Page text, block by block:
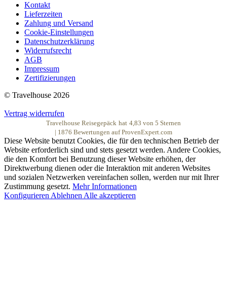
Kontakt
Lieferzeiten
Zahlung und Versand
Cookie-Einstellungen
Datenschutzerklärung
Widerrufsrecht
AGB
Impressum
Zertifizierungen
© Travelhouse 2026
Vertrag widerrufen
Travelhouse Reisegepäck hat 4,83 von 5 Sternen
1876 Bewertungen auf ProvenExpert.com
Diese Website benutzt Cookies, die für den technischen Betrieb der
Website erforderlich sind und stets gesetzt werden. Andere Cookies,
die den Komfort bei Benutzung dieser Website erhöhen, der
Direktwerbung dienen oder die Interaktion mit anderen Websites
und sozialen Netzwerken vereinfachen sollen, werden nur mit Ihrer
Zustimmung gesetzt. Mehr Informationen
Konfigurieren Ablehnen Alle akzeptieren